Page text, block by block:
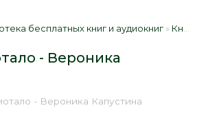
бесплатных книг и аудиокниг » Книги
- Вероника
- Вероника Капустина